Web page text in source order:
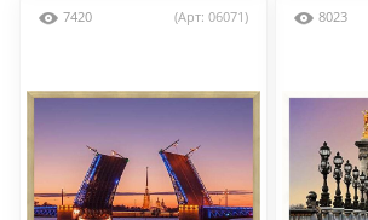
7420 (Арт: 06071) 8023